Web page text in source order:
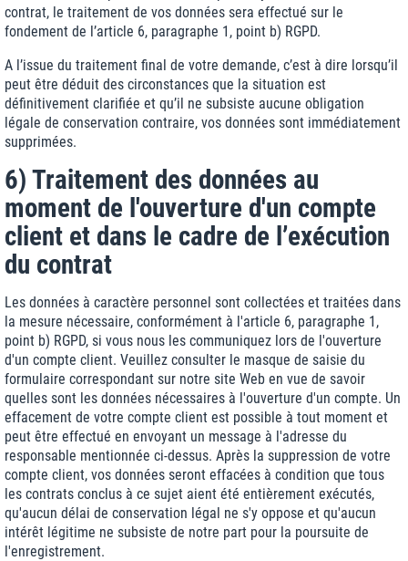
contrat, le traitement de vos données sera effectué sur le
fondement de l’article 6, paragraphe 1, point b) RGPD.
A l’issue du traitement final de votre demande, c’est à dire lorsqu’il
peut être déduit des circonstances que la situation est
définitivement clarifiée et qu’il ne subsiste aucune obligation
légale de conservation contraire, vos données sont immédiatement
supprimées.
6) Traitement des données au
moment de l'ouverture d'un compte
client et dans le cadre de l’exécution
du contrat
Les données à caractère personnel sont collectées et traitées dans
la mesure nécessaire, conformément à l'article 6, paragraphe 1,
point b) RGPD, si vous nous les communiquez lors de l'ouverture
d'un compte client. Veuillez consulter le masque de saisie du
formulaire correspondant sur notre site Web en vue de savoir
quelles sont les données nécessaires à l'ouverture d'un compte. Un
effacement de votre compte client est possible à tout moment et
peut être effectué en envoyant un message à l'adresse du
responsable mentionnée ci-dessus. Après la suppression de votre
compte client, vos données seront effacées à condition que tous
les contrats conclus à ce sujet aient été entièrement exécutés,
qu'aucun délai de conservation légal ne s'y oppose et qu'aucun
intérêt légitime ne subsiste de notre part pour la poursuite de
l'enregistrement.